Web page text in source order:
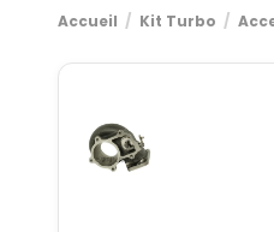
Accueil Kit Turbo